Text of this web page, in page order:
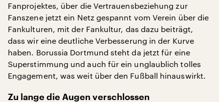
Fanprojektes, über die Vertrauensbeziehung zur
Fanszene jetzt ein Netz gespannt vom Verein über die
Fankulturen, mit der Fankultur, das dazu beiträgt,
dass wir eine deutliche Verbesserung in der Kurve
haben. Borussia Dortmund steht da jetzt für eine
Superstimmung und auch für ein unglaublich tolles
Engagement, was weit über den Fußball hinauswirkt.
Zu lange die Augen verschlossen